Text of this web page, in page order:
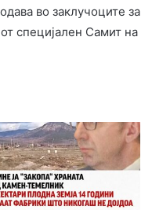
во заклучоците за
специјален Самит на